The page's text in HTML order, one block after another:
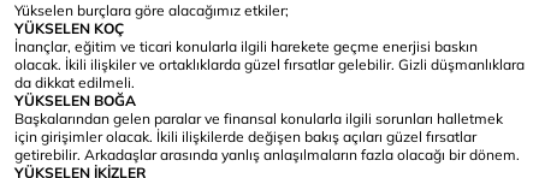
Yükselen burçlara göre alacağımız etkiler;
YÜKSELEN KOÇ
İnançlar, eğitim ve ticari konularla ilgili harekete geçme enerjisi baskın
olacak. İkili ilişkiler ve ortaklıklarda güzel fırsatlar gelebilir. Gizli düşmanlıklara
da dikkat edilmeli.
YÜKSELEN BOĞA
Başkalarından gelen paralar ve finansal konularla ilgili sorunları halletmek
için girişimler olacak. İkili ilişkilerde değişen bakış açıları güzel fırsatlar
getirebilir. Arkadaşlar arasında yanlış anlaşılmaların fazla olacağı bir dönem.
YÜKSELEN İKİZLER